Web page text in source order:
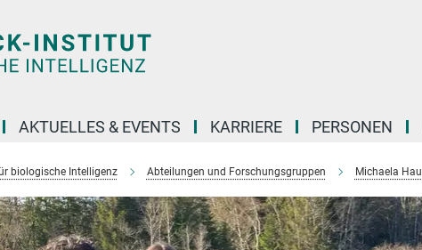
AKTUELLES & EVENTS KARRIERE PERSONEN
biologische Intelligenz Abteilungen und Forschungsgruppen Michaela Hau